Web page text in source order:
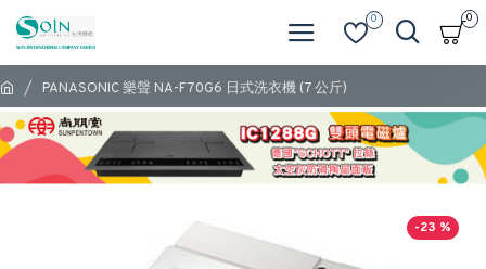
0 0
PANASONIC 樂聲 NA-F70G6 日式洗衣機 (7 公斤)
-23 %